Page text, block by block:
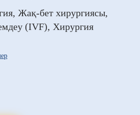
Жақ-бет хирургиясы
(IVF) Хирургия